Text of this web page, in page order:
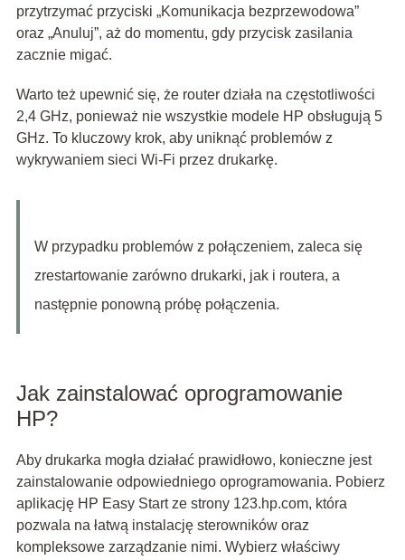
przytrzymać przyciski „Komunikacja bezprzewodowa”
oraz „Anuluj”, aż do momentu, gdy przycisk zasilania
zacznie migać.
Warto też upewnić się, że router działa na częstotliwości
2,4 GHz, ponieważ nie wszystkie modele HP obsługują 5
GHz. To kluczowy krok, aby uniknąć problemów z
wykrywaniem sieci Wi-Fi przez drukarkę.
W przypadku problemów z połączeniem, zaleca się
zrestartowanie zarówno drukarki, jak i routera, a
następnie ponowną próbę połączenia.
Jak zainstalować oprogramowanie
HP?
Aby drukarka mogła działać prawidłowo, konieczne jest
zainstalowanie odpowiedniego oprogramowania. Pobierz
aplikację HP Easy Start ze strony 123.hp.com, która
pozwala na łatwą instalację sterowników oraz
kompleksowe zarządzanie nimi. Wybierz właściwy